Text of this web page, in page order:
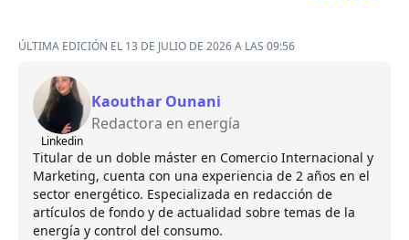
ÚLTIMA EDICIÓN EL 13 DE JULIO DE 2026 A LAS 09:56
Linkedin
Kaouthar Ounani
Redactora en energía
Titular de un doble máster en Comercio Internacional y
Marketing, cuenta con una experiencia de 2 años en el
sector energético. Especializada en redacción de
artículos de fondo y de actualidad sobre temas de la
energía y control del consumo.